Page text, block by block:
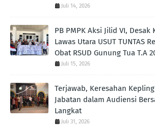
Juli 14, 2026
PB PMPK Aksi Jilid VI, Desak
Lawas Utara USUT TUNTAS
Obat RSUD Gunung Tua T.A
Juli 15, 2026
Terjawab, Keresahan
Jabatan dalam Audiensi
Langkat
Juli 31, 2026